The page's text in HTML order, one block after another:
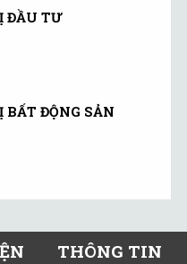
ĐẦU TƯ
BẤT ĐỘNG SẢN
THÔNG TIN